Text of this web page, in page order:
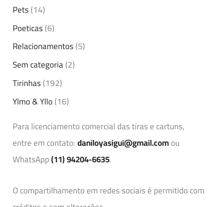
Pets(14)
Poeticas(6)
Relacionamentos(5)
Sem categoria(2)
Tirinhas(192)
Ylmo & Yllo(16)
Para licenciamento comercial das tiras e cartuns,
entre em contato:daniloyasigui@gmail.comou
WhatsApp(11) 94204-6635.
O compartilhamento em redes sociais é permitido com